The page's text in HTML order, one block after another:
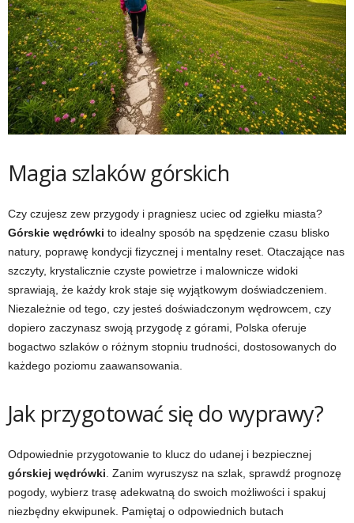
Magia szlaków górskich
Czy czujesz zew przygody i pragniesz uciec od zgiełku miasta?
Górskie wędrówki to idealny sposób na spędzenie czasu blisko
natury, poprawę kondycji fizycznej i mentalny reset. Otaczające nas
szczyty, krystalicznie czyste powietrze i malownicze widoki
sprawiają, że każdy krok staje się wyjątkowym doświadczeniem.
Niezależnie od tego, czy jesteś doświadczonym wędrowcem, czy
dopiero zaczynasz swoją przygodę z górami, Polska oferuje
bogactwo szlaków o różnym stopniu trudności, dostosowanych do
każdego poziomu zaawansowania.
Jak przygotować się do wyprawy?
Odpowiednie przygotowanie to klucz do udanej i bezpiecznej
górskiej wędrówki . Zanim wyruszysz na szlak, sprawdź prognozę
pogody, wybierz trasę adekwatną do swoich możliwości i spakuj
niezbędny ekwipunek. Pamiętaj o odpowiednich butach